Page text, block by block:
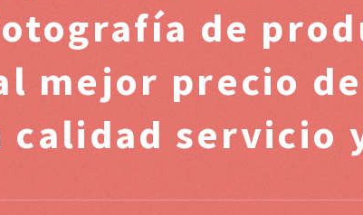
de
mejor precio
calidad servicio